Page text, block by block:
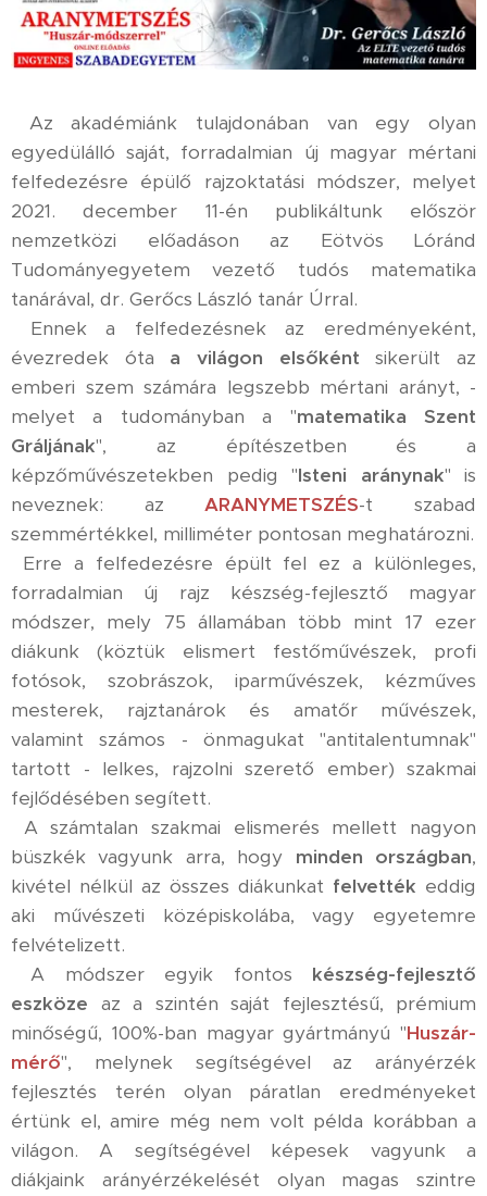
Az akadémiánk tulajdonában van egy olyan
egyedülálló saját, forradalmian új magyar mértani
felfedezésre épülő rajzoktatási módszer, melyet
2021. december 11-én publikáltunk először
nemzetközi előadáson az Eötvös Lóránd
Tudományegyetem vezető tudós matematika
tanárával, dr. Gerőcs László tanár Úrral.
Ennek a felfedezésnek az eredményeként,
évezredek óta a világon elsőként sikerült az
emberi szem számára legszebb mértani arányt, -
melyet a tudományban a "matematika Szent
Gráljának", az építészetben és a
képzőművészetekben pedig "Isteni aránynak" is
neveznek: azARANYMETSZÉS-t szabad
szemmértékkel, milliméter pontosan meghatározni.
Erre a felfedezésre épült fel ez a különleges,
forradalmian új rajz készség-fejlesztő magyar
módszer, mely 75 államában több mint 17 ezer
diákunk (köztük elismert festőművészek, profi
fotósok, szobrászok, iparművészek, kézműves
mesterek, rajztanárok és amatőr művészek,
valamint számos - önmagukat "antitalentumnak"
tartott - lelkes, rajzolni szerető ember) szakmai
fejlődésében segített.
A számtalan szakmai elismerés mellett nagyon
büszkék vagyunk arra, hogy minden országban,
kivétel nélkül az összes diákunkat felvették eddig
aki művészeti középiskolába, vagy egyetemre
felvételizett.
A módszer egyik fontos készség-fejlesztő
eszköze az a szintén saját fejlesztésű, prémium
minőségű, 100%-ban magyar gyártmányú "Huszár-
mérő", melynek segítségével az arányérzék
fejlesztés terén olyan páratlan eredményeket
értünk el, amire még nem volt példa korábban a
világon. A segítségével képesek vagyunk a
diákjaink arányérzékelését olyan magas szintre